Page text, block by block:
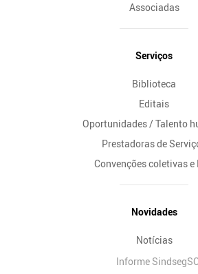
Associadas
Serviços
Biblioteca
Editais
Oportunidades / Talento
Prestadoras de
Convenções coletivas e
Novidades
Notícias
Informe SindsegSC